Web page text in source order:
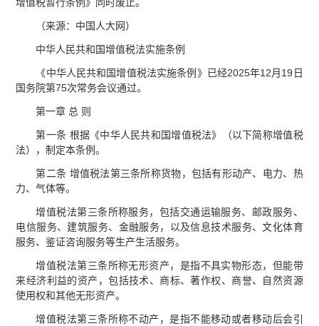
（来源：中国人大网）
中华人民共和国增值税法实施条例
《中华人民共和国增值税法实施条例》已经2025年12月19日
国务院第75次常务会议通过。
第一章 总 则
第一条 根据《中华人民共和国增值税法》（以下简称增值税
法），制定本条例。
第二条 增值税法第三条所称货物，包括有形动产、电力、热
力、气体等。
增值税法第三条所称服务，包括交通运输服务、邮政服务、
电信服务、建筑服务、金融服务，以及信息技术服务、文化体育
服务、鉴证咨询服务等生产生活服务。
增值税法第三条所称无形资产，是指不具实物形态，但能带
来经济利益的资产，包括技术、商标、著作权、商誉、自然资源
使用权和其他无形资产。
增值税法第三条所称不动产，是指不能移动或者移动后会引